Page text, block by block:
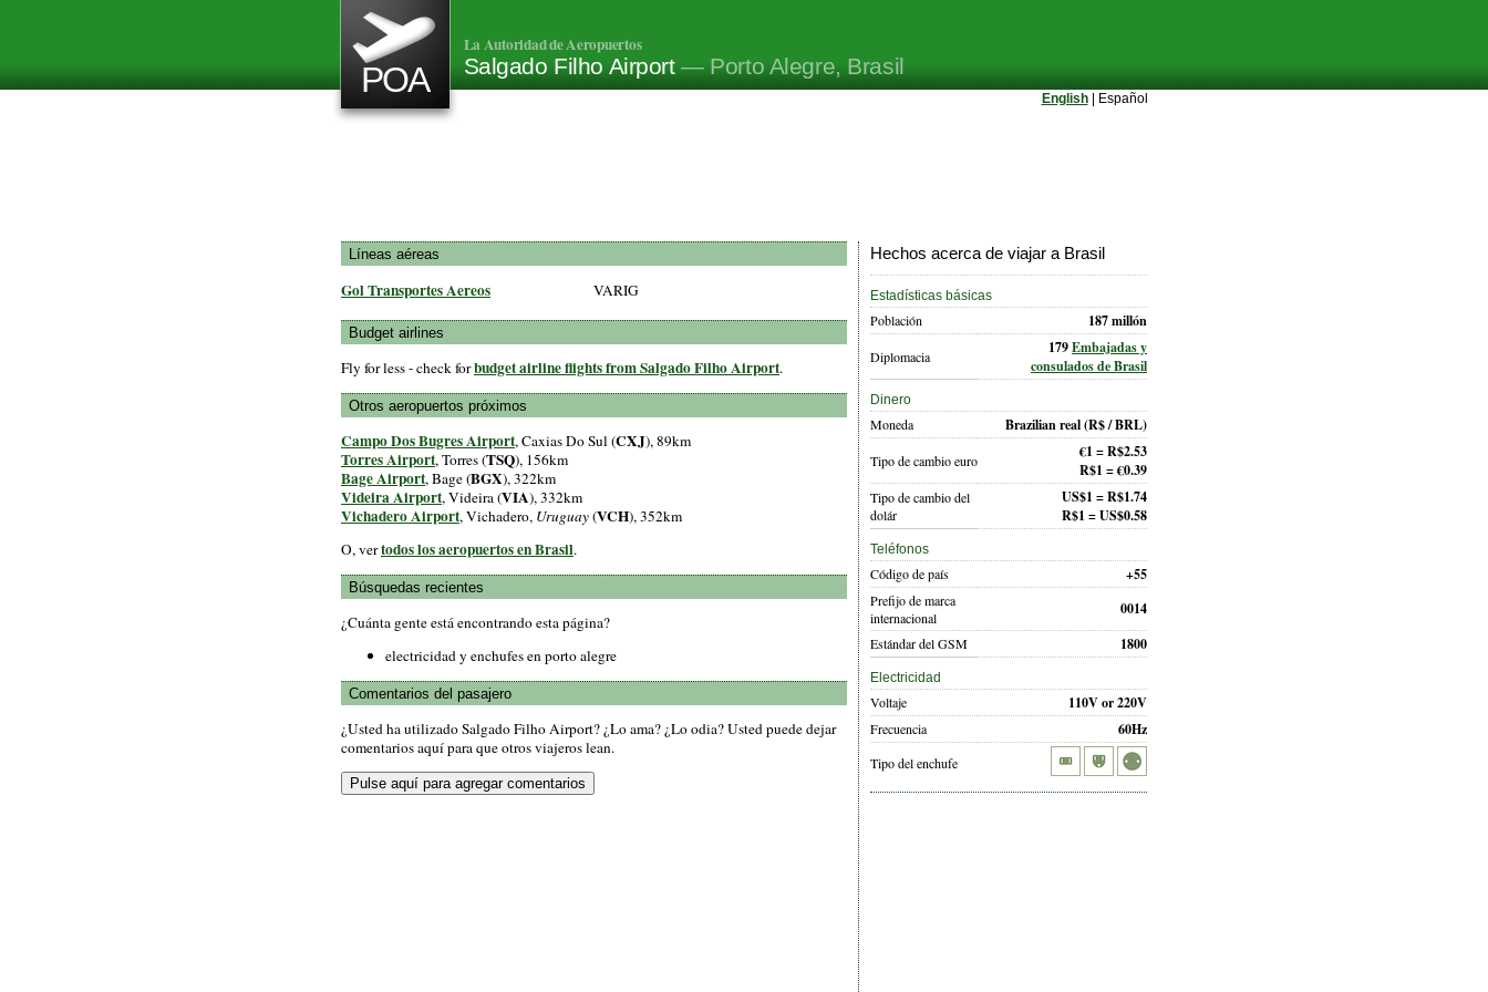
POA
La Autoridad de Aeropuertos
Salgado Filho Airport— Porto Alegre, Brasil
English| Español
Líneas aéreas
Gol Transportes Aereos VARIG
Budget airlines
Fly for less - check forbudget airline flights from Salgado Filho Airport.
Otros aeropuertos próximos
Campo Dos Bugres Airport, Caxias Do Sul (CXJ), 89km
Torres Airport, Torres (TSQ), 156km
Bage Airport, Bage (BGX), 322km
Videira Airport, Videira (VIA), 332km
Vichadero Airport, Vichadero, Uruguay(VCH), 352km
O, vertodos los aeropuertos en Brasil.
Búsquedas recientes
¿Cuánta gente está encontrando esta página?
electricidad y enchufes en porto alegre
Comentarios del pasajero
¿Usted ha utilizado Salgado Filho Airport? ¿Lo ama? ¿Lo odia? Usted puede dejar
comentarios aquí para que otros viajeros lean.
Hechos acerca de viajar a Brasil
Estadísticas básicas
Población 187 millón
Diplomacia 179Embajadas y
consulados de Brasil
Dinero
Moneda Brazilian real(R$ / BRL)
Tipo de cambio euro
€1 = R$2.53
R$1 = €0.39
Tipo de cambio del
dolár
US$1 = R$1.74
R$1 = US$0.58
Teléfonos
Código de país +55
Prefijo de marca
internacional
0014
Estándar del GSM 1800
Electricidad
Voltaje 110V or 220V
Frecuencia 60Hz
Tipo del enchufe